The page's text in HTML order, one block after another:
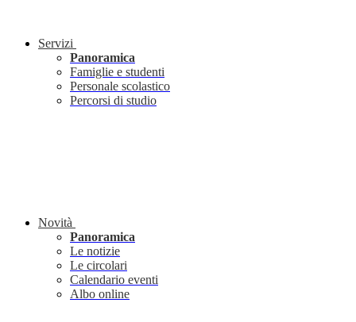
Servizi
Panoramica
Famiglie e studenti
Personale scolastico
Percorsi di studio
Novità
Panoramica
Le notizie
Le circolari
Calendario eventi
Albo online